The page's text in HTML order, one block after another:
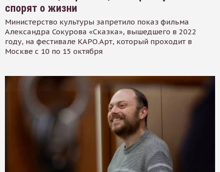
спорят о жизни
Министерство культуры запретило показ фильма
Александра Сокурова «Сказка», вышедшего в 2022
году, на фестивале КАРО.Арт, который проходит в
Москве с 10 по 15 октября